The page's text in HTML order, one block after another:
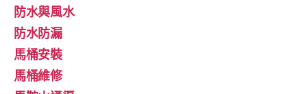
防水與風水
防水防漏
馬桶安裝
馬桶維修